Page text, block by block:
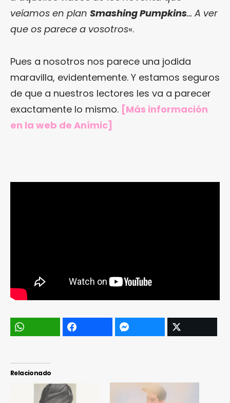
veíamos en plan Smashing Pumpkins… A ver
que os parece a vosotros«.
Pues a nosotros nos parece una jodida
maravilla, evidentemente. Y estamos seguros
de que a nuestros lectores les va a parecer
exactamente lo mismo. [Más información
en la web de Anímic]
Relacionado